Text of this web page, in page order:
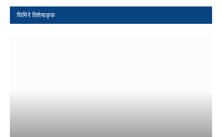
घिमिरे विशेषाङ्क